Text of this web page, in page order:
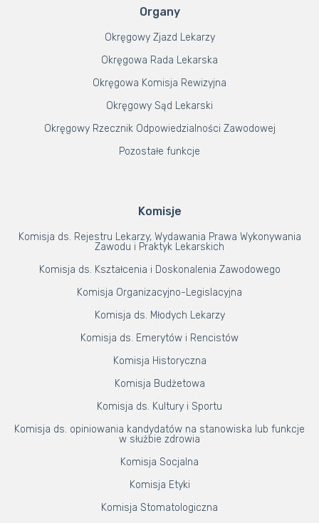
Organy
Okręgowy Zjazd Lekarzy
Okręgowa Rada Lekarska
Okręgowa Komisja Rewizyjna
Okręgowy Sąd Lekarski
Okręgowy Rzecznik Odpowiedzialności Zawodowej
Pozostałe funkcje
Komisje
Komisja ds. Rejestru Lekarzy, Wydawania Prawa Wykonywania
Zawodu i Praktyk Lekarskich
Komisja ds. Kształcenia i Doskonalenia Zawodowego
Komisja Organizacyjno-Legislacyjna
Komisja ds. Młodych Lekarzy
Komisja ds. Emerytów i Rencistów
Komisja Historyczna
Komisja Budżetowa
Komisja ds. Kultury i Sportu
Komisja ds. opiniowania kandydatów na stanowiska lub funkcje
w służbie zdrowia
Komisja Socjalna
Komisja Etyki
Komisja Stomatologiczna